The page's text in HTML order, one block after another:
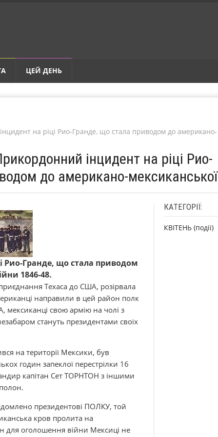
ЦЕЙ ДЕНЬ
на ріці Рио-Гранде, що стала приводом до американо-
інцидент на ріці Рио-
до американо-мексиканської
Рио-Гранде, що стала приводом
1846-48.
Техаса до США, розірвала
направили в цей район полк
мексиканці свою армію на чолі з
стануть президентами своїх
на території Мексики, був
годин запеклої перестрілки 16
капітан Сет ТОРНТОН з іншими
президентові ПОЛКУ, той
кров пролита на
для оголошення війни Мексиці не
КАТЕГОРІЇ:
КВІТЕНЬ (події)